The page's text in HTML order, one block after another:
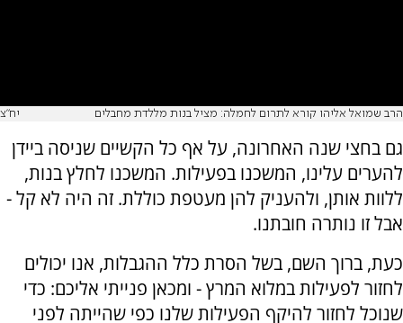
הרב שמואל אליהו קורא לתרום לחמלה: מציל בנות מללדת מחבלים יח"צ
גם בחצי שנה האחרונה, על אף כל הקשיים שניסה ביידן
להערים עלינו, המשכנו בפעילות. המשכנו לחלץ בנות,
ללוות אותן, ולהעניק להן מעטפת כוללת. זה היה לא קל -
אבל זו נותרה חובתנו.
כעת, ברוך השם, בשל הסרת כלל ההגבלות, אנו יכולים
לחזור לפעילות במלוא המרץ - ומכאן פנייתי אליכם: כדי
שנוכל לחזור להיקף הפעילות שלנו כפי שהייתה לפני